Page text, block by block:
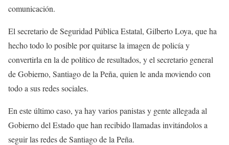
comunicación.
El secretario de Seguridad Pública Estatal, Gilberto Loya, que ha
hecho todo lo posible por quitarse la imagen de policía y
convertirla en la de político de resultados, y el secretario general
de Gobierno, Santiago de la Peña, quien le anda moviendo con
todo a sus redes sociales.
En este último caso, ya hay varios panistas y gente allegada al
Gobierno del Estado que han recibido llamadas invitándolos a
seguir las redes de Santiago de la Peña.